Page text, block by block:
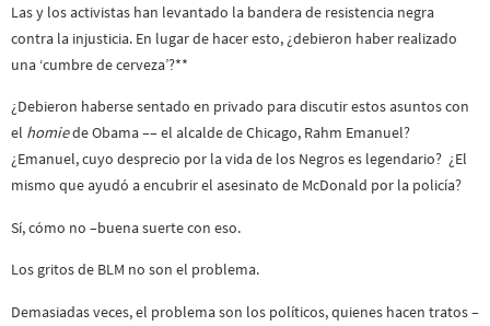
Las y los activistas han levantado la bandera de resistencia negra
contra la injusticia. En lugar de hacer esto, ¿debieron haber realizado
una ‘cumbre de cerveza’?**
¿Debieron haberse sentado en privado para discutir estos asuntos con
el homiede Obama –– el alcalde de Chicago, Rahm Emanuel?
¿Emanuel, cuyo desprecio por la vida de los Negros es legendario? ¿El
mismo que ayudó a encubrir el asesinato de McDonald por la policía?
Sí, cómo no –buena suerte con eso.
Los gritos de BLM no son el problema.
Demasiadas veces, el problema son los políticos, quienes hacen tratos –